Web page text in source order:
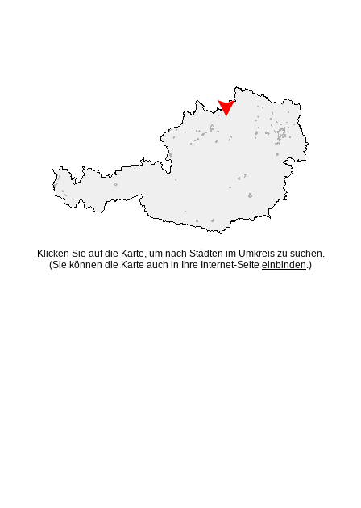
Klicken Sie auf die Karte, um nach Städten im Umkreis zu suchen.
(Sie können die Karte auch in Ihre Internet-Seite einbinden.)